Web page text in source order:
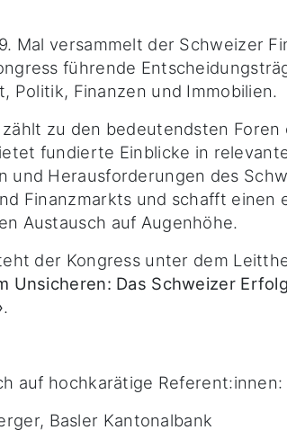
Mal versammelt der Schweizer
führende
Politik, Finanzen und Immobilien.
zählt zu den bedeutendsten Foren
fundierte Einblicke in
und Herausforderungen des
Finanzmarkts und schafft einen
Austausch auf Augenhöhe.
der Kongress unter dem
Unsicheren: Das Schweizer
.
auf hochkarätige Referent:innen:
Basler Kantonalbank